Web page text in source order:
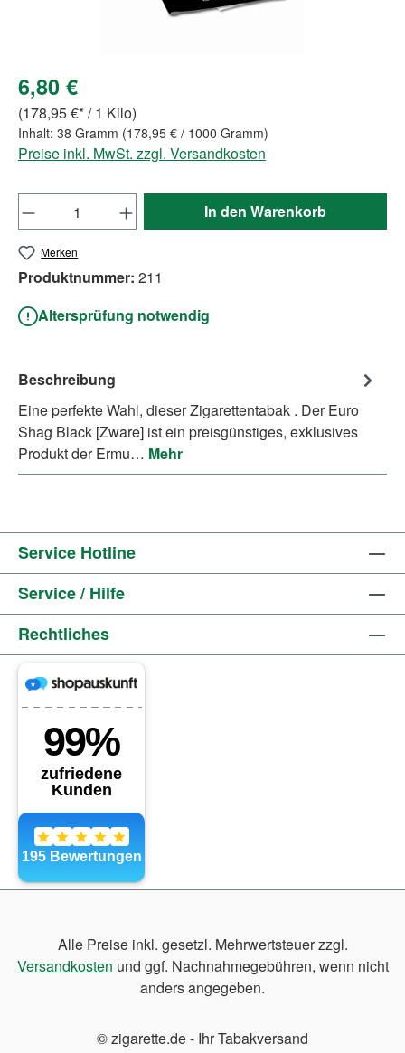
6,80 €
(178,95 €* / 1 Kilo)
Inhalt: 38 Gramm (178,95 € / 1000 Gramm)
Preise inkl. MwSt. zzgl. Versandkosten
Produkt Anzahl: Gib den gewünschten
In den Warenkorb
Merken
Produktnummer: 211
Altersprüfung notwendig
Beschreibung
Eine perfekte Wahl, dieser Zigarettentabak . Der Euro
Shag Black [Zware] ist ein preisgünstiges, exklusives
Produkt der Ermu… Mehr
Service Hotline
Service / Hilfe
Rechtliches
Alle Preise inkl. gesetzl. Mehrwertsteuer zzgl.
Versandkosten und ggf. Nachnahmegebühren, wenn nicht
anders angegeben.
© zigarette.de - Ihr Tabakversand